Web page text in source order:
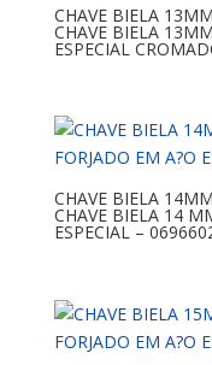
CHAVE BIELA 13MM
CHAVE BIELA
ESPECIAL
CHAVE BIELA 14MM
CHAVE BIELA 14
ESPECIAL –